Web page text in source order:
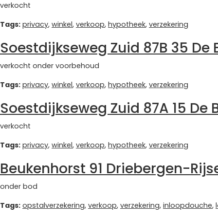
verkocht
Tags: privacy, winkel, verkoop, hypotheek, verzekering
Soestdijkseweg Zuid 87B 35 De
verkocht onder voorbehoud
Tags: privacy, winkel, verkoop, hypotheek, verzekering
Soestdijkseweg Zuid 87A 15 De
verkocht
Tags: privacy, winkel, verkoop, hypotheek, verzekering
Beukenhorst 91 Driebergen-
onder bod
Tags: opstalverzekering, verkoop, verzekering, inloopdouche,